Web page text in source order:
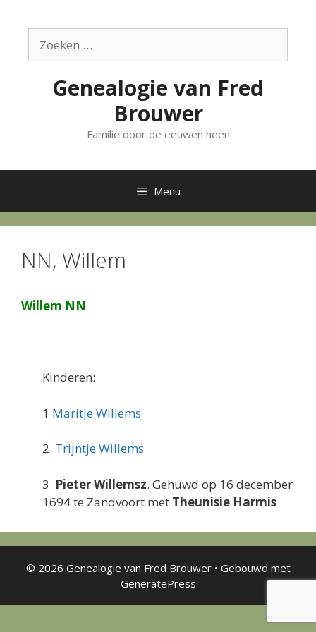
inhoudnaar:
Genealogie van Fred
Brouwer
Familie door de eeuwen heen
Menu
NN, Willem
Willem NN
Kinderen:
1 Maritje Willems
2 Trijntje Willems
3 Pieter Willemsz. Gehuwd op 16 december
1694 te Zandvoort met Theunisie Harmis
© 2026 Genealogie van Fred Brouwer• Gebouwd met
GeneratePress